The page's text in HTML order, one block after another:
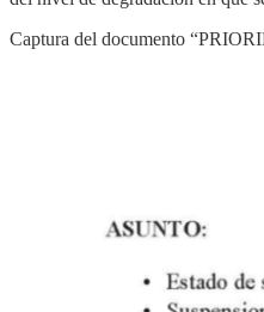
Captura del documento